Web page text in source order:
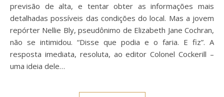
previsão de alta, e tentar obter as informações mais
detalhadas possíveis das condições do local. Mas a jovem
repórter Nellie Bly, pseudônimo de Elizabeth Jane Cochran,
não se intimidou. “Disse que podia e o faria. E fiz”. A
resposta imediata, resoluta, ao editor Colonel Cockerill –
uma ideia dele…